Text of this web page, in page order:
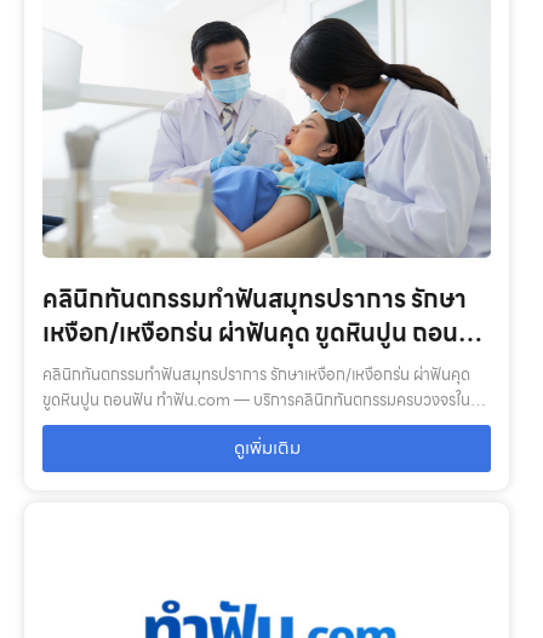
คลินิกทันตกรรมทำฟันสมุทรปราการ รักษา
เหงือก/เหงือกร่น ผ่าฟันคุด ขูดหินปูน ถอนฟัน
ทำฟัน.com
คลินิกทันตกรรมทำฟันสมุทรปราการ รักษาเหงือก/เหงือกร่น ผ่าฟันคุด
ขูดหินปูน ถอนฟัน ทำฟัน.com — บริการคลินิกทันตกรรมครบวงจรใน
กรุงเทพ–ปริมณฑล: ตรวจสุขภาพช่องปาก, จัดฟัน, รากฟันเทียม, ฟอกสี
ดูเพิ่มเติม